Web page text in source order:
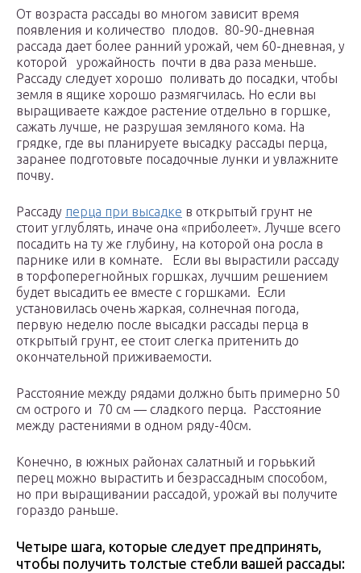
От возраста рассады во многом зависит время
появления и количество плодов. 80-90-дневная
рассада дает более ранний урожай, чем 60-дневная, у
которой урожайность почти в два раза меньше.
Рассаду следует хорошо поливать до посадки, чтобы
земля в ящике хорошо размягчилась. Но если вы
выращиваете каждое растение отдельно в горшке,
сажать лучше, не разрушая земляного кома. На
грядке, где вы планируете высадку рассады перца,
заранее подготовьте посадочные лунки и увлажните
почву.
Рассаду перца при высадке в открытый грунт не
стоит углублять, иначе она «приболеет». Лучше всего
посадить на ту же глубину, на которой она росла в
парнике или в комнате. Если вы вырастили рассаду
в торфоперегнойных горшках, лучшим решением
будет высадить ее вместе с горшками. Если
установилась очень жаркая, солнечная погода,
первую неделю после высадки рассады перца в
открытый грунт, ее стоит слегка притенить до
окончательной приживаемости.
Расстояние между рядами должно быть примерно 50
см острого и 70 см — сладкого перца. Расстояние
между растениями в одном ряду-40см.
Конечно, в южных районах салатный и горьький
перец можно вырастить и безрассадным способом,
но при выращивании рассадой, урожай вы получите
гораздо раньше.
Четыре шага, которые следует предпринять,
чтобы получить толстые стебли вашей рассады: